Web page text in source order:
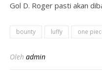
Gol D. Roger pasti akan
bounty luffy one
Oleh admin